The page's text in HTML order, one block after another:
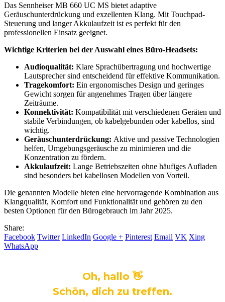
Das Sennheiser MB 660 UC MS bietet adaptive
Geräuschunterdrückung und exzellenten Klang. Mit Touchpad-
Steuerung und langer Akkulaufzeit ist es perfekt für den
professionellen Einsatz geeignet.
Wichtige Kriterien bei der Auswahl eines Büro-Headsets:
Audioqualität: Klare Sprachübertragung und hochwertige
Lautsprecher sind entscheidend für effektive Kommunikation.
Tragekomfort: Ein ergonomisches Design und geringes
Gewicht sorgen für angenehmes Tragen über längere
Zeiträume.
Konnektivität: Kompatibilität mit verschiedenen Geräten und
stabile Verbindungen, ob kabelgebunden oder kabellos, sind
wichtig.
Geräuschunterdrückung: Aktive und passive Technologien
helfen, Umgebungsgeräusche zu minimieren und die
Konzentration zu fördern.
Akkulaufzeit: Lange Betriebszeiten ohne häufiges Aufladen
sind besonders bei kabellosen Modellen von Vorteil.
Die genannten Modelle bieten eine hervorragende Kombination aus
Klangqualität, Komfort und Funktionalität und gehören zu den
besten Optionen für den Bürogebrauch im Jahr 2025.
Share:
Facebook Twitter LinkedIn Google + Pinterest Email VK Xing
WhatsApp
Oh, hallo 👋
Schön, dich zu treffen.